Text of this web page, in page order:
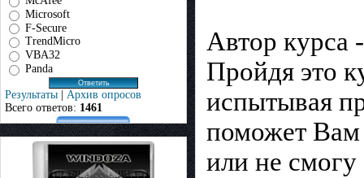
Microsoft
F-Secure
TrendMicro
VBA32
Panda
Результаты | Архив опросов
Всего ответов: 1461
Автор курса
Пройдя это
испытывая
поможет Вам
или не смогу